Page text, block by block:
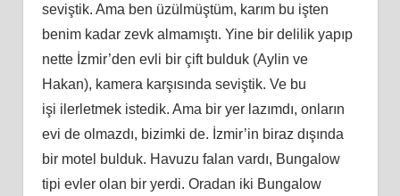
seviştik. Ama ben üzülmüştüm, karım bu işten
benim kadar zevk almamıştı. Yine bir delilik yapıp
nette İzmir’den evli bir çift bulduk (Aylin ve
Hakan), kamera karşısında seviştik. Ve bu
işi ilerletmekistedik. Ama bir yer lazımdı, onların
evi de olmazdı, bizimki de. İzmir’in biraz dışında
bir motel bulduk. Havuzu falan vardı, Bungalow
tipi evler olan bir yerdi. Oradan iki Bungalow